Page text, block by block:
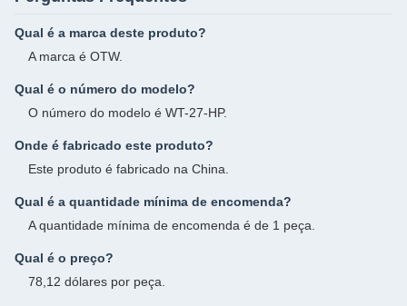
Qual é a marca deste produto?
A marca é OTW.
Qual é o número do modelo?
O número do modelo é WT-27-HP.
Onde é fabricado este produto?
Este produto é fabricado na China.
Qual é a quantidade mínima de encomenda?
A quantidade mínima de encomenda é de 1 peça.
Qual é o preço?
78,12 dólares por peça.